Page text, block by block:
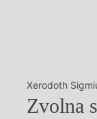
Výroční ceny
Xerodoth
Zvolna